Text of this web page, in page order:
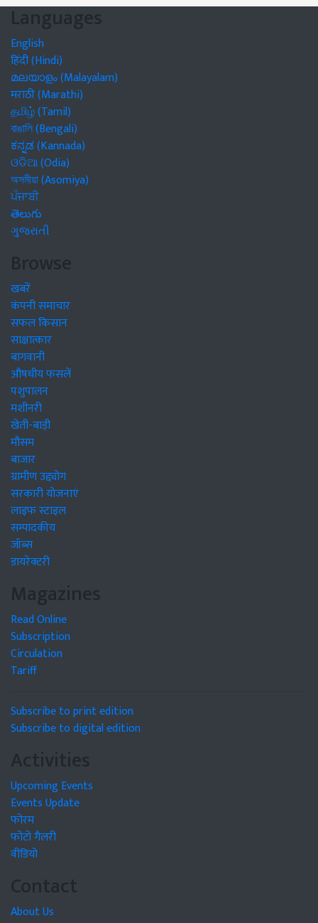
Languages
English
हिंदी (Hindi)
മലയാളം (Malayalam)
मराठी (Marathi)
தமிழ் (Tamil)
বাঙালি (Bengali)
ಕನ್ನಡ (Kannada)
ଓଡିଆ (Odia)
অসমীয়া (Asomiya)
ਪੰਜਾਬੀ
తెలుగు
ગુજરાતી
Browse
खबरें
कंपनी समाचार
सफल किसान
साक्षात्कार
बागवानी
औषधीय फसलें
पशुपालन
मशीनरी
खेती-बाड़ी
मौसम
बाजार
ग्रामीण उद्द्योग
सरकारी योजनाएं
लाइफ स्टाइल
सम्पादकीय
जॉब्स
डायरेक्टरी
Magazines
Read Online
Subscription
Circulation
Tariff
Subscribe to print edition
Subscribe to digital edition
Activities
Upcoming Events
Events Update
फोरम
फोटो गैलरी
वीडियो
Contact
About Us